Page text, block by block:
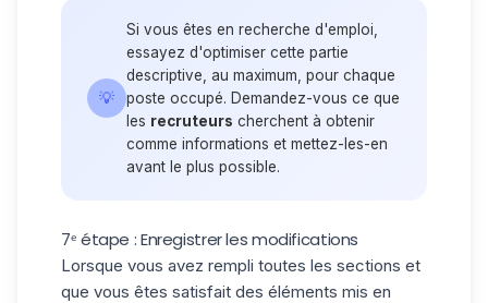
💡
Si vous êtes en recherche d'emploi,
essayez d'optimiser cette partie
descriptive, au maximum, pour chaque
poste occupé. Demandez-vous ce que
les recruteurs cherchent à obtenir
comme informations et mettez-les-en
avant le plus possible.
7ᵉ étape : Enregistrer les modifications
Lorsque vous avez rempli toutes les sections et
que vous êtes satisfait des éléments mis en